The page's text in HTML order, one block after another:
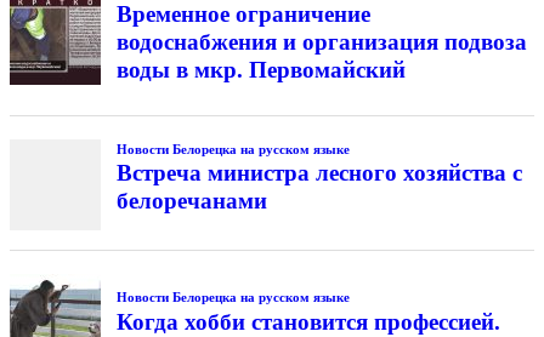
Временное ограничение
водоснабжения и организация подвоза
воды в мкр. Первомайский
Новости Белорецка на русском языке
Встреча министра лесного хозяйства с
белоречанами
Новости Белорецка на русском языке
Когда хобби становится профессией.